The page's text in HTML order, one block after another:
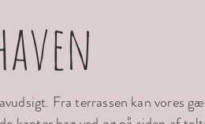
Fra terrassen kan vores